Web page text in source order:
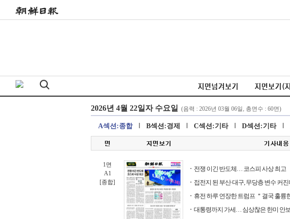
지면넘겨보기 지면보기(
A섹션:종합 B섹션:경제 C섹션:기타 D섹션:기타
1면
A1
[종합]
전쟁 이긴 반도체… 코스피 사상 최고
접전지 된 부산·대구, 무당층 변수 커진
휴전 하루 연장한 트럼프 ＂결국 훌륭
대통령까지 가세… 심상찮은 한미 안